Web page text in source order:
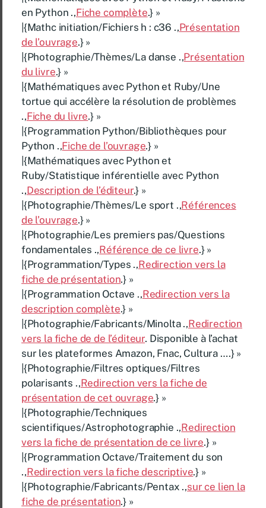
en Python .,Fiche complète.} »
|{Mathc initiation/Fichiers h : c36 .,Présentation
de l’ouvrage.} »
|{Photographie/Thèmes/La danse .,Présentation
du livre.} »
|{Mathématiques avec Python et Ruby/Une
tortue qui accélère la résolution de problèmes
.,Fiche du livre.} »
|{Programmation Python/Bibliothèques pour
Python .,Fiche de l’ouvrage.} »
|{Mathématiques avec Python et
Ruby/Statistique inférentielle avec Python
.,Description de l’éditeur.} »
|{Photographie/Thèmes/Le sport .,Références
de l’ouvrage.} »
|{Photographie/Les premiers pas/Questions
fondamentales .,Référence de ce livre.} »
|{Programmation/Types .,Redirection vers la
fiche de présentation.} »
|{Programmation Octave .,Redirection vers la
description complète.} »
|{Photographie/Fabricants/Minolta .,Redirection
vers la fiche de de l’éditeur. Disponible à l’achat
sur les plateformes Amazon, Fnac, Cultura ….} »
|{Photographie/Filtres optiques/Filtres
polarisants .,Redirection vers la fiche de
présentation de cet ouvrage.} »
|{Photographie/Techniques
scientifiques/Astrophotographie .,Redirection
vers la fiche de présentation de ce livre.} »
|{Programmation Octave/Traitement du son
.,Redirection vers la fiche descriptive.} »
|{Photographie/Fabricants/Pentax .,sur ce lien la
fiche de présentation.} »